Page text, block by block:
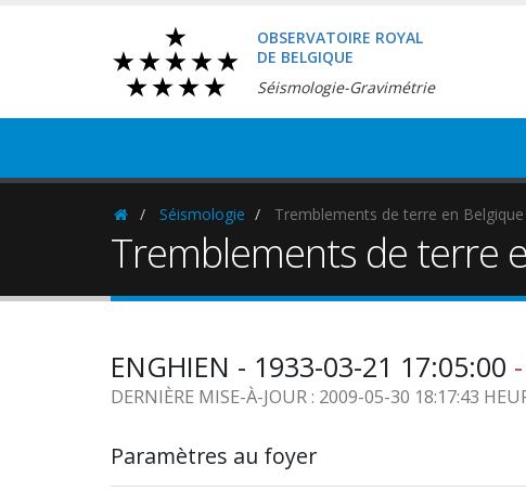
OBSERVATOIRE ROYAL
DE BELGIQUE
Séismologie-Gravimétrie
HomepageSéismologie Tremblements de terre en Belgique
Tremblements de terre
ENGHIEN - 1933-03-21 17:05:00
DERNIÈRE MISE-À-JOUR : 2009-05-30 18:17:43
Paramètres au foyer